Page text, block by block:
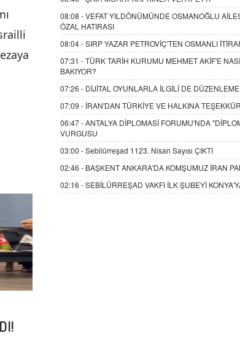
08:08 -VEFAT YILDÖNÜMÜNDE OSMANOĞLU
ÖZAL HATIRASI
08:04 -SIRP YAZAR PETROVİÇ'TEN OSMANLI
07:31 -TÜRK TARİH KURUMU MEHMET AKİF'E
BAKIYOR?
07:26 - DİJİTAL OYUNLARLA İLGİLİ DE
07:09 - İRAN'DAN TÜRKİYE VE HALKINA TEŞEKKÜR
06:47 -ANTALYA DİPLOMASİ FORUMU'NDA
VURGUSU
03:00 -Sebilürreşad 1123. Nisan Sayısı ÇIKTI
02:46 - BAŞKENT ANKARA'DA KOMŞUMUZ İRAN
02:16 -SEBİLÜRREŞAD VAKFI İLK ŞUBEYİ